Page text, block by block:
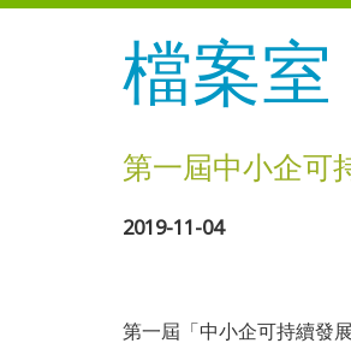
檔案室
第一屆中小企可
2019-11-04
第一屆「中小企可持續發